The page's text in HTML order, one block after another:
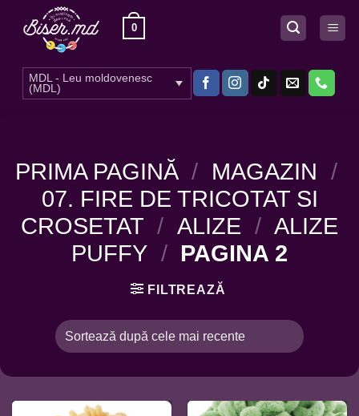
0
MDL - Leu moldovenesc
(MDL)
PRIMA PAGINĂ / MAGAZIN /
07. FIRE DE TRICOTAT SI
CROSETAT / ALIZE / ALIZE
PUFFY / PAGINA 2
FILTREAZĂ